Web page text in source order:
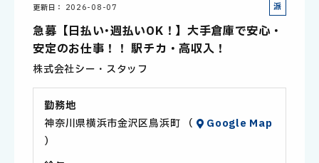
更新日 2026-08-07
派
急募【日払い･週払いOK！】大手倉庫で安心・
安定のお仕事！！ 駅チカ・高収入！
株式会社シー・スタッフ
勤務地
神奈川県横浜市金沢区鳥浜町 （
Google Map
）